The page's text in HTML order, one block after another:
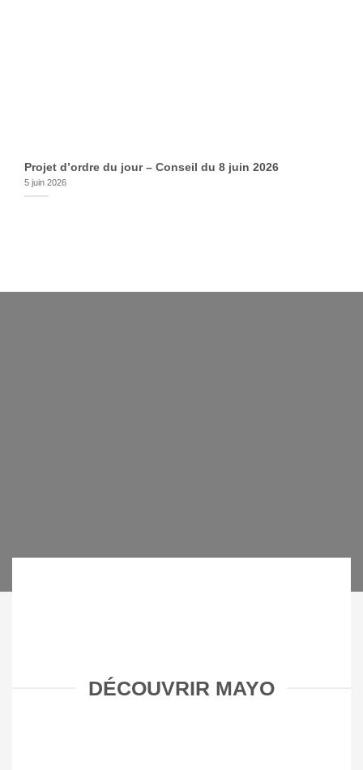
Projet d’ordre du jour – Conseil du 8 juin 2026
5 juin 2026
DÉCOUVRIR MAYO